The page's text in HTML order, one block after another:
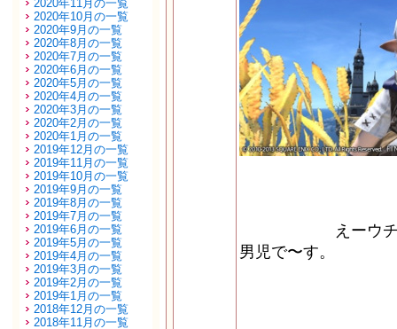
2020年11月の一覧
2020年10月の一覧
2020年9月の一覧
2020年8月の一覧
2020年7月の一覧
2020年6月の一覧
2020年5月の一覧
2020年4月の一覧
2020年3月の一覧
2020年2月の一覧
2020年1月の一覧
2019年12月の一覧
2019年11月の一覧
2019年10月の一覧
2019年9月の一覧
2019年8月の一覧
2019年7月の一覧
2019年6月の一覧
2019年5月の一覧
2019年4月の一覧
2019年3月の一覧
2019年2月の一覧
2019年1月の一覧
2018年12月の一覧
2018年11月の一覧
えーウチの子
男児で〜す。